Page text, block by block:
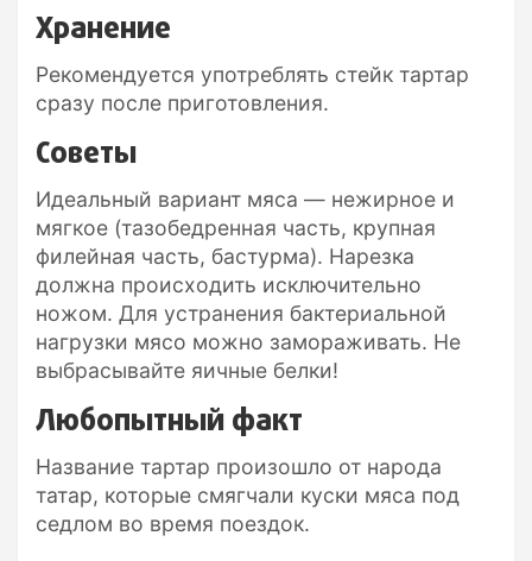
Хранение
Рекомендуется употреблять стейк тартар
сразу после приготовления.
Советы
Идеальный вариант мяса — нежирное и
мягкое (тазобедренная часть, крупная
филейная часть, бастурма). Нарезка
должна происходить исключительно
ножом. Для устранения бактериальной
нагрузки мясо можно замораживать. Не
выбрасывайте яичные белки!
Любопытный факт
Название тартар произошло от народа
татар, которые смягчали куски мяса под
седлом во время поездок.